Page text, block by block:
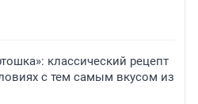
классический рецепт
с тем самым вкусом из